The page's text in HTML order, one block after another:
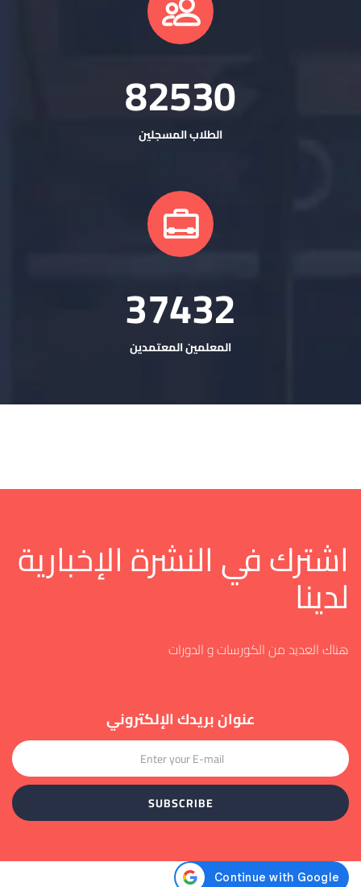
82673
الطلاب المسجلين
37497
المعلمين المعتمدين
اشترك في النشرة الإخبارية
لدينا
هناك العديد من الكورسات و الدورات
عنوان بريدك الإلكتروني
SUBSCRIBE